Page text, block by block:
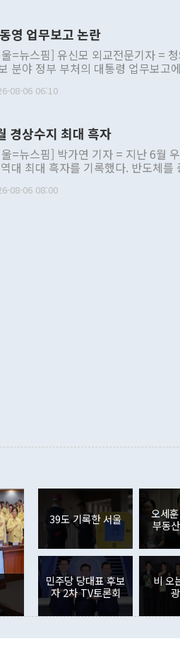
영 업무보고 논란
=뉴스핌] 유신모 외교전문기자 =
분야 정부 부처의 대통령 업무보고
중에는 정부 내 조율을 거치지 않은
적 희망에 근거한 비현실적 구상'이
대북 정책 관련 발언이 물의를 빚은
처 장관이 공개적으로 부정적 입장
무리한 대북 접근법과 월권을 제어
울청사에
졌다고도 했다. 또 "현 시점에서 흘
4자 대화의 동력을 확보하기 위해
의 선의대로 하는 게 과연 한반도의
업무보고 사후 브리핑에서 정 장
월 러시아 블라디보스토크에서 열
정부 차원에서 (참석을) 검토하고 있
그것은 외교부의 몫"이라며 "아직
다. 정 장관이 이날 소개한 대북 구
다는 점에서 문제가 있다. 특히 주적
의 복원, 4자회담 추진 등은 통일부
라는 지적이 나오고 있다. 이 대통령
여기 업무보고에 발표했다고 승인난
한 소식통은 "정 장관의 발언 내용
쳐 결정된 사안이 아닌 정 장관의
처 장관이 정부의 공식 정책이 아
대통령의 면전에서 '국군통수권자
08-06 06:10
경상수지 최대 흑자
=뉴스핌] 박가연 기자 = 지난 6월
대 최대 흑자를 기록했다. 반도체
은행이 6일 발표한 '2026년 6월 국제수지(잠정)'에 따르
간 기준 처음으로 1000억달러를 넘
급증했고 컴퓨터·주변기기
은 160.4% 늘었으며 비IT 품목도
했지만 지식재산권사용료수지는 전
환됐다. 본원소득수지는 배당소득
당수입이 늘어난 데다 전월 분기배
올해 3월(369억9000만달러)을 넘
해외투자가 80억1000만달러, 외
증가했다. 증권투자에서는 외국인
의 국내 주식 투자는 차익실현 매도
하며 전월(-310억5000만달러)에
했다. 외국인의 국내 채권투자는 세
말 만기도래 영향으로 증가 폭이
내국인의 해외 증권투자는 주식을
eoyn2@newspim.com
08-06 08:00
39도 기록한 서울
오세
부동
민주당 당대표 후보
자 2차 TV토론회
비 오